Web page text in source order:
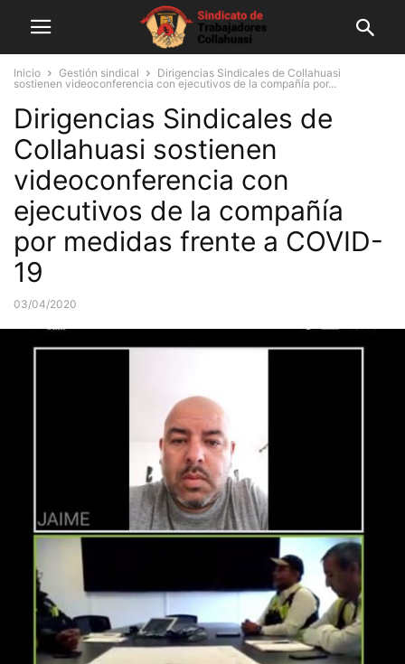
Inicio Gestión sindical
Dirigencias Sindicales de Collahuasi
sostienen videoconferencia con ejecutivos de la compañía por...
Dirigencias Sindicales de
Collahuasi sostienen
videoconferencia con
ejecutivos de la compañía
por medidas frente a COVID-
19
03/04/2020